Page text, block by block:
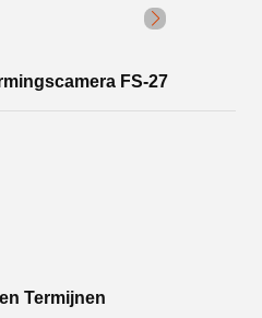
FS-27
Termijnen